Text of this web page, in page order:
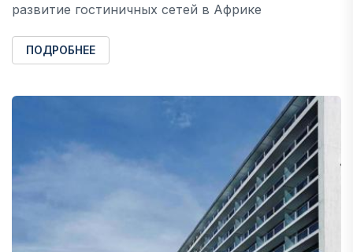
развитие гостиничных сетей в Африке
ПОДРОБНЕЕ